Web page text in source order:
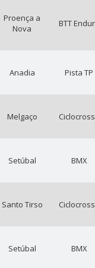
Proença a
Nova
BTT
Anadia Pista TP
Melgaço
Setúbal BMX
Santo Tirso
Setúbal BMX